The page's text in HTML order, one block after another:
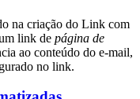
na criação do Link com
link de página de
ao conteúdo do e-mail,
no link.